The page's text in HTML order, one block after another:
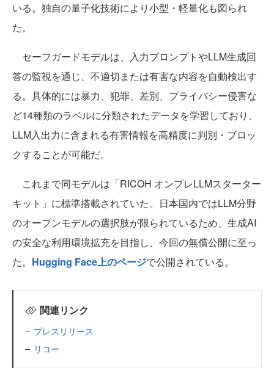
いる。独自の量子化技術により小型・軽量化も図られ
た。
セーフガードモデルは、入力プロンプトやLLM生成回
答の監視を通じ、不適切または有害な内容を自動検出す
る。具体的には暴力、犯罪、差別、プライバシー侵害な
ど14種類のラベルに分類されたデータを学習しており、
LLM入出力に含まれる有害情報を高精度に判別・ブロッ
クすることが可能だ。
これまで同モデルは「RICOH オンプレLLMスターター
キット」に標準搭載されていた。日本国内ではLLM分野
のオープンモデルの選択肢が限られているため、生成AI
の安全な利用環境拡充を目指し、今回の無償公開に至っ
た。 Hugging Face上のページで公開されている。
関連リンク
プレスリリース
リコー